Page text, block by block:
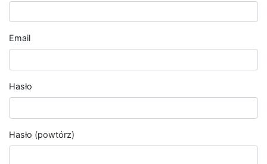
Email
Hasło
Hasło (powtórz)